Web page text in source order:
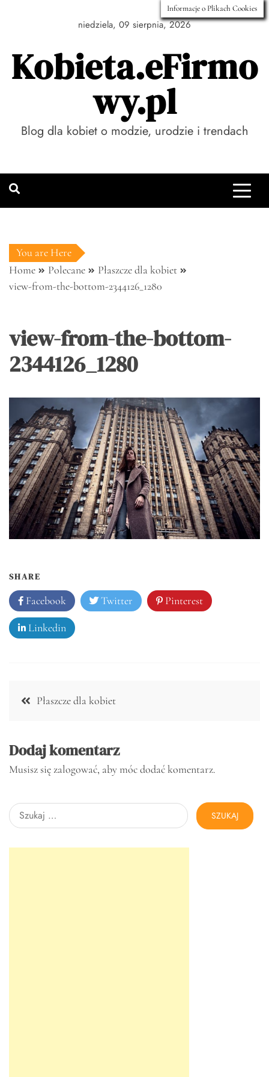
niedziela, 09 sierpnia, 2026
Kobieta.eFirmo
wy.pl
Blog dla kobiet o modzie, urodzie i trendach
You are Here
Home
Polecane
Płaszcze dla kobiet
view-from-the-bottom-2344126_1280
view-from-the-bottom-
2344126_1280
SHARE
Facebook Twitter Pinterest
Linkedin
Nawigacja
Płaszcze dla kobiet
Dodaj komentarz
Musisz sięzalogować, aby móc dodać komentarz.
Szukaj:
Informacje o Plikach Cookies